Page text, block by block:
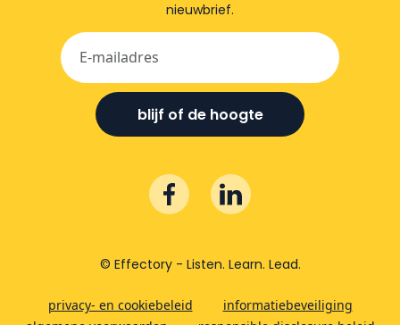
nieuwbrief.
blijf of de hoogte
© Effectory - Listen. Learn. Lead.
privacy- en cookiebeleid
informatiebeveiliging